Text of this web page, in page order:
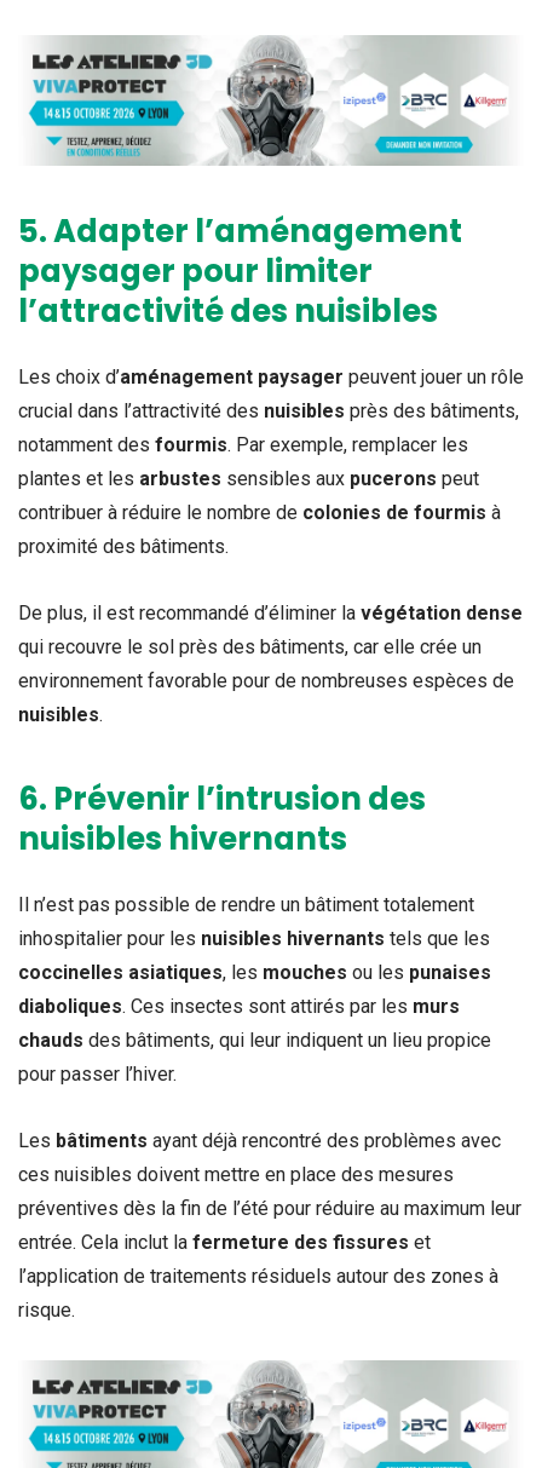
5. Adapter l’aménagement
paysager pour limiter
l’attractivité des nuisibles
Les choix d’aménagement paysager peuvent jouer un rôle
crucial dans l’attractivité des nuisibles près des bâtiments,
notamment des fourmis. Par exemple, remplacer les
plantes et les arbustes sensibles aux pucerons peut
contribuer à réduire le nombre de colonies de fourmis à
proximité des bâtiments.
De plus, il est recommandé d’éliminer la végétation dense
qui recouvre le sol près des bâtiments, car elle crée un
environnement favorable pour de nombreuses espèces de
nuisibles.
6. Prévenir l’intrusion des
nuisibles hivernants
Il n’est pas possible de rendre un bâtiment totalement
inhospitalier pour les nuisibles hivernants tels que les
coccinelles asiatiques, les mouches ou les punaises
diaboliques. Ces insectes sont attirés par les murs
chauds des bâtiments, qui leur indiquent un lieu propice
pour passer l’hiver.
Les bâtiments ayant déjà rencontré des problèmes avec
ces nuisibles doivent mettre en place des mesures
préventives dès la fin de l’été pour réduire au maximum leur
entrée. Cela inclut la fermeture des fissures et
l’application de traitements résiduels autour des zones à
risque.